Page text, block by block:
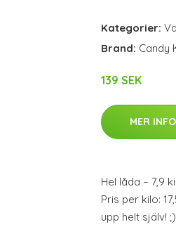
Kategorier:
Brand: Candy
139 SEK
MER
Hel låda – 7,9
Pris per kilo:
upp helt själv! ;)